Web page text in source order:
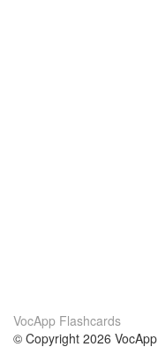
VocApp Flashcards
© Copyright 2026 VocApp